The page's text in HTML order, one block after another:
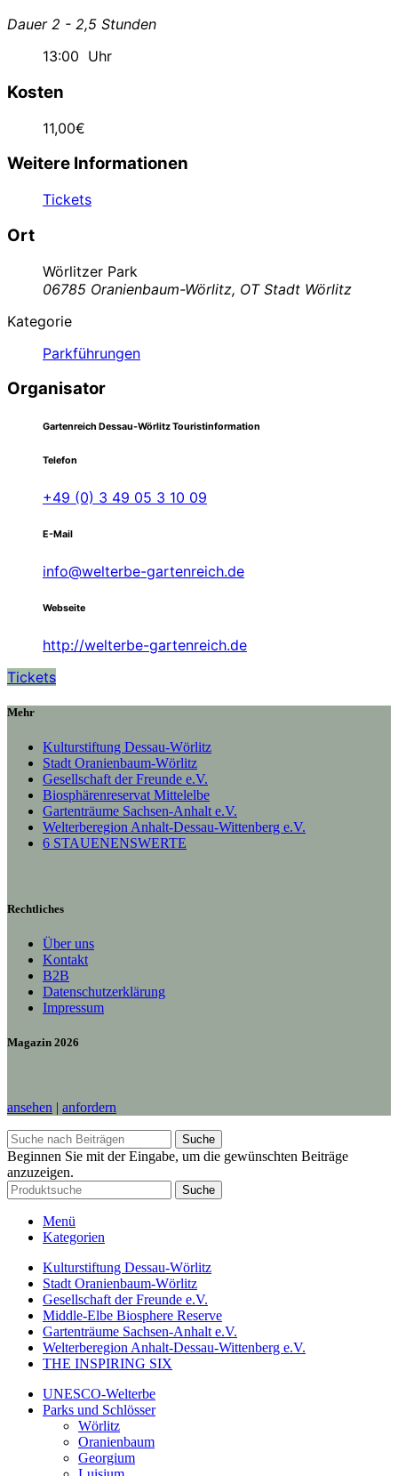
Dauer 2 - 2,5 Stunden
13:00 Uhr
Kosten
11,00€
Weitere Informationen
Tickets
Ort
Wörlitzer Park
06785 Oranienbaum-Wörlitz, OT Stadt Wörlitz
Kategorie
Parkführungen
Organisator
Gartenreich Dessau-Wörlitz Touristinformation
Telefon
+49 (0) 3 49 05 3 10 09
E-Mail
info@welterbe-gartenreich.de
Webseite
http://welterbe-gartenreich.de
Tickets
Mehr
Kulturstiftung Dessau-Wörlitz
Stadt Oranienbaum-Wörlitz
Gesellschaft der Freunde e.V.
Biosphärenreservat Mittelelbe
Gartenträume Sachsen-Anhalt e.V.
Welterberegion Anhalt-Dessau-Wittenberg e.V.
6 STAUENENSWERTE
Rechtliches
Über uns
Kontakt
B2B
Datenschutzerklärung
Impressum
Magazin 2026
ansehen | anfordern
Suche
Beginnen Sie mit der Eingabe, um die gewünschten Beiträge
anzuzeigen.
Suche
Menü
Kategorien
Kulturstiftung Dessau-Wörlitz
Stadt Oranienbaum-Wörlitz
Gesellschaft der Freunde e.V.
Middle-Elbe Biosphere Reserve
Gartenträume Sachsen-Anhalt e.V.
Welterberegion Anhalt-Dessau-Wittenberg e.V.
THE INSPIRING SIX
UNESCO-Welterbe
Parks und Schlösser
Wörlitz
Oranienbaum
Georgium